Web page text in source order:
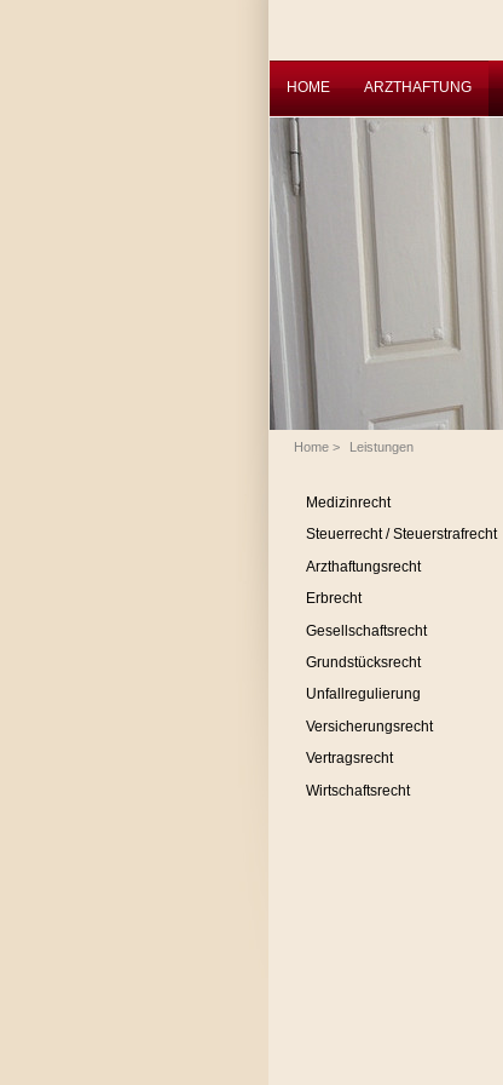
HOME ARZTHAFTUNG
Home> Leistungen
Medizinrecht
Steuerrecht / Steuerstrafrecht
Arzthaftungsrecht
Erbrecht
Gesellschaftsrecht
Grundstücksrecht
Unfallregulierung
Versicherungsrecht
Vertragsrecht
Wirtschaftsrecht